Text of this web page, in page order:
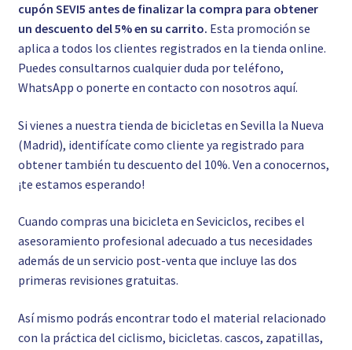
cupón SEVI5 antes de finalizar la compra para obtener
un descuento del 5% en su carrito. Esta promoción se
aplica a todos los clientes registrados en la tienda online.
Puedes consultarnos cualquier duda por teléfono,
WhatsApp o ponerte en contacto con nosotros aquí.
Si vienes a nuestra tienda de bicicletas en Sevilla la Nueva
(Madrid), identifícate como cliente ya registrado para
obtener también tu descuento del 10%. Ven a conocernos,
¡te estamos esperando!
Cuando compras una bicicleta en Seviciclos, recibes el
asesoramiento profesional adecuado a tus necesidades
además de un servicio post-venta que incluye las dos
primeras revisiones gratuitas.
Así mismo podrás encontrar todo el material relacionado
con la práctica del ciclismo, bicicletas. cascos, zapatillas,